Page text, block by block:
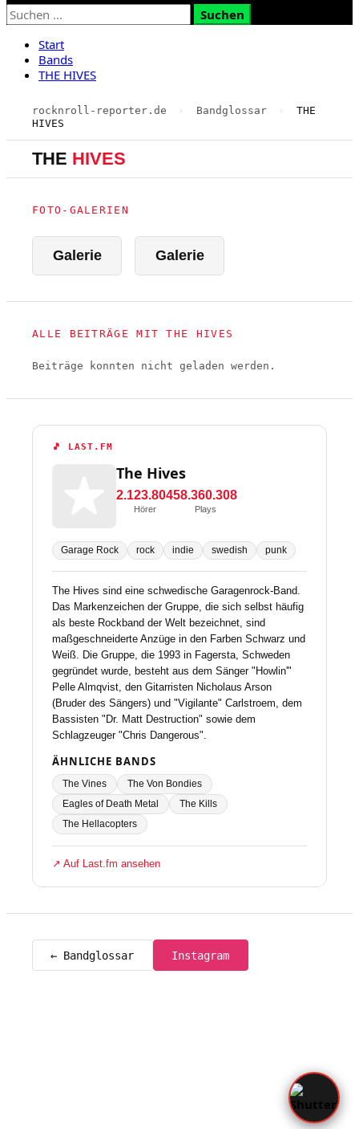
Suchen
nach:
Start
Bands
THE HIVES
rocknroll-reporter.de › Bandglossar ›
THE
HIVES
THE HIVES
FOTO-GALERIEN
Galerie Galerie
ALLE BEITRÄGE MIT THE HIVES
Beiträge konnten nicht geladen werden.
🎵 LAST.FM
The Hives
2.123.804
Hörer
58.360.308
Plays
Garage Rock rock indie swedish punk
The Hives sind eine schwedische Garagenrock-Band.
Das Markenzeichen der Gruppe, die sich selbst häufig
als beste Rockband der Welt bezeichnet, sind
maßgeschneiderte Anzüge in den Farben Schwarz und
Weiß. Die Gruppe, die 1993 in Fagersta, Schweden
gegründet wurde, besteht aus dem Sänger "Howlin'"
Pelle Almqvist, den Gitarristen Nicholaus Arson
(Bruder des Sängers) und "Vigilante" Carlstroem, dem
Bassisten "Dr. Matt Destruction" sowie dem
Schlagzeuger "Chris Dangerous".
ÄHNLICHE BANDS
The Vines
The Von Bondies
Eagles of Death Metal
The Kills
The Hellacopters
↗ Auf Last.fm ansehen
← Bandglossar Instagram